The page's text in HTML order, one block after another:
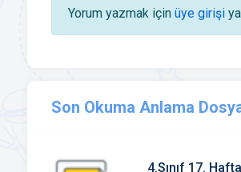
Yorum yazmak için üye girişi
Son Okuma Anlama
4.Sınıf 17.